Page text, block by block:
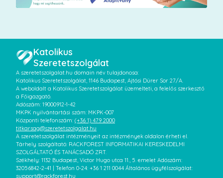
Katolikus
Szeretetszolgálat
A szeretetszolgalat.hu domain név tulajdonosa:
Katolikus Szeretetszolgálat, 1146 Budapest, Ajtósi Dürer Sor 27/A.
A weboldalt a Katolikus Szeretetszolgálat üzemelteti, a felelős szerkesztő
a Főigazgató.
Adószám: 19000912-1-42
MKPK nyilvántartási szám: MKPK-007
Központi telefonszám: (+36 1) 479 2000
titkarsag@szeretetszolgalat.hu
A szeretetszolgálat intézményeit az intézmények oldalon érheti el.
Tárhely szolgáltató: RACKFOREST INFORMATIKAI KERESKEDELMI
SZOLGÁLTATÓ ÉS TANÁCSADÓ ZRT.
Székhely: 1132 Budapest, Victor Hugo utca 11., 5. emelet Adószám:
32056842-2-41 | Telefon 0-24: +36 1 211 0044 Általános ügyfélszolgálat:
support@rackforest.hu